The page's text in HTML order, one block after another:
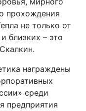
прохождения
не только от
близких – это
награждены
среди
предприятия